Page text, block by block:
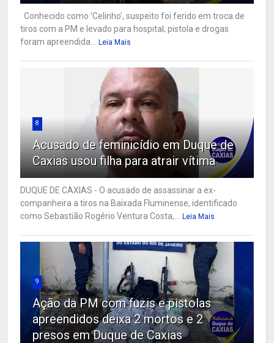
Conhecido como 'Celinho', suspeito foi ferido em troca de
tiros com a PM e levado para hospital; pistola e drogas
foram apreendida...
Leia Mais
8
Acusado de feminicídio em Duque de
Caxias usou filha para atrair vítima
DUQUE DE CAXIAS - O acusado de assassinar a ex-
companheira a tiros na Baixada Fluminense, identificado
como Sebastião Rogério Ventura Costa,...
Leia Mais
9
Ação da PM com fuzis e pistolas
apreendidos deixa 2 mortos e 2
presos em Duque de Caxias